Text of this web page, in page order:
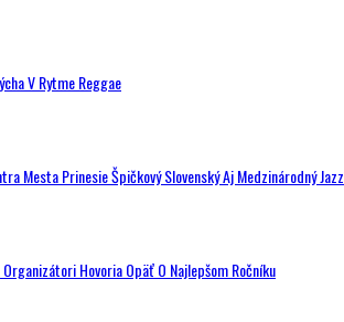
V Rytme Reggae
Mesta Prinesie Špičkový Slovenský Aj Medzinárodný Jazz
Hovoria Opäť O Najlepšom Ročníku